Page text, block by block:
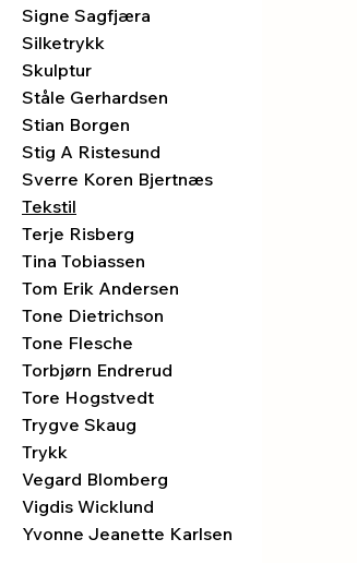
Signe Sagfjæra
Silketrykk
Skulptur
Ståle Gerhardsen
Stian Borgen
Stig A Ristesund
Sverre Koren Bjertnæs
Tekstil
Terje Risberg
Tina Tobiassen
Tom Erik Andersen
Tone Dietrichson
Tone Flesche
Torbjørn Endrerud
Tore Hogstvedt
Trygve Skaug
Trykk
Vegard Blomberg
Vigdis Wicklund
Yvonne Jeanette Karlsen